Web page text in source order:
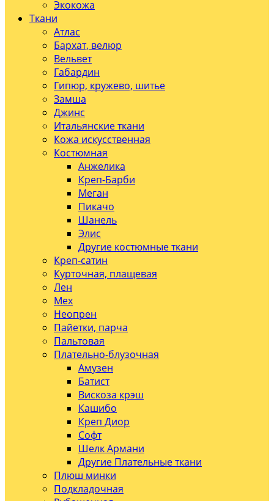
Экокожа
Ткани
Атлас
Бархат, велюр
Вельвет
Габардин
Гипюр, кружево, шитье
Замша
Джинс
Итальянские ткани
Кожа искусственная
Костюмная
Анжелика
Креп-Барби
Меган
Пикачо
Шанель
Элис
Другие костюмные ткани
Креп-сатин
Курточная, плащевая
Лен
Мех
Неопрен
Пайетки, парча
Пальтовая
Плательно-блузочная
Амузен
Батист
Вискоза крэш
Кашибо
Креп Диор
Софт
Шелк Армани
Другие Плательные ткани
Плюш минки
Подкладочная